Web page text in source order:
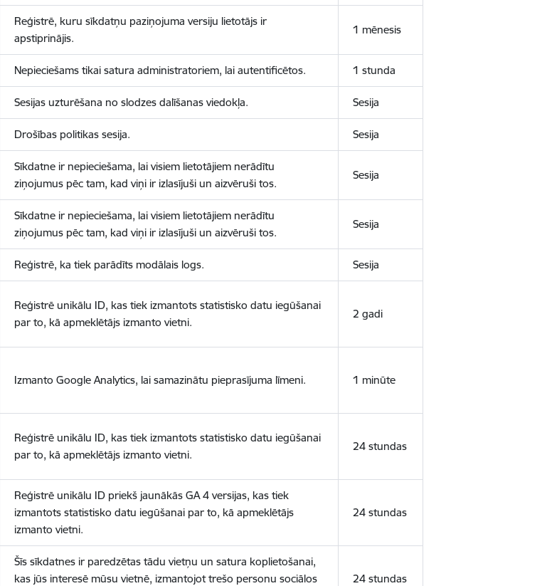
Reģistrē, kuru sīkdatņu paziņojuma versiju lietotājs ir
apstiprinājis.
1 mēnesis
Nepieciešams tikai satura administratoriem, lai autentificētos. 1 stunda
Sesijas uzturēšana no slodzes dalīšanas viedokļa. Sesija
Drošības politikas sesija. Sesija
Sīkdatne ir nepieciešama, lai visiem lietotājiem nerādītu
ziņojumus pēc tam, kad viņi ir izlasījuši un aizvēruši tos.
Sesija
Sīkdatne ir nepieciešama, lai visiem lietotājiem nerādītu
ziņojumus pēc tam, kad viņi ir izlasījuši un aizvēruši tos.
Sesija
Reģistrē, ka tiek parādīts modālais logs. Sesija
Reģistrē unikālu ID, kas tiek izmantots statistisko datu iegūšanai
par to, kā apmeklētājs izmanto vietni.
2 gadi
Izmanto Google Analytics, lai samazinātu pieprasījuma līmeni. 1 minūte
Reģistrē unikālu ID, kas tiek izmantots statistisko datu iegūšanai
par to, kā apmeklētājs izmanto vietni.
24 stundas
Reģistrē unikālu ID priekš jaunākās GA 4 versijas, kas tiek
izmantots statistisko datu iegūšanai par to, kā apmeklētājs
izmanto vietni.
24 stundas
Šīs sīkdatnes ir paredzētas tādu vietņu un satura koplietošanai,
kas jūs interesē mūsu vietnē, izmantojot trešo personu sociālos
24 stundas